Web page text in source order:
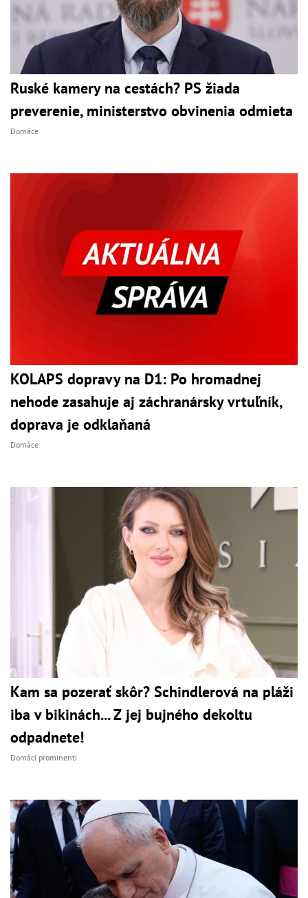
Ruské kamery na cestách? PS žiada
preverenie, ministerstvo obvinenia odmieta
Domáce
KOLAPS dopravy na D1: Po hromadnej
nehode zasahuje aj záchranársky vrtuľník,
doprava je odklaňaná
Domáce
Kam sa pozerať skôr? Schindlerová na pláži
iba v bikinách... Z jej bujného dekoltu
odpadnete!
Domáci prominenti